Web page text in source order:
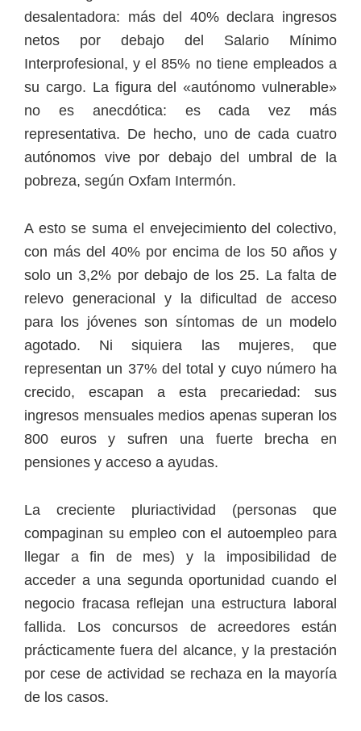
desalentadora: más del 40% declara ingresos
netos por debajo del Salario Mínimo
Interprofesional, y el 85% no tiene empleados a
su cargo. La figura del «autónomo vulnerable»
no es anecdótica: es cada vez más
representativa. De hecho, uno de cada cuatro
autónomos vive por debajo del umbral de la
pobreza, según Oxfam Intermón.
A esto se suma el envejecimiento del colectivo,
con más del 40% por encima de los 50 años y
solo un 3,2% por debajo de los 25. La falta de
relevo generacional y la dificultad de acceso
para los jóvenes son síntomas de un modelo
agotado. Ni siquiera las mujeres, que
representan un 37% del total y cuyo número ha
crecido, escapan a esta precariedad: sus
ingresos mensuales medios apenas superan los
800 euros y sufren una fuerte brecha en
pensiones y acceso a ayudas.
La creciente pluriactividad (personas que
compaginan su empleo con el autoempleo para
llegar a fin de mes) y la imposibilidad de
acceder a una segunda oportunidad cuando el
negocio fracasa reflejan una estructura laboral
fallida. Los concursos de acreedores están
prácticamente fuera del alcance, y la prestación
por cese de actividad se rechaza en la mayoría
de los casos.